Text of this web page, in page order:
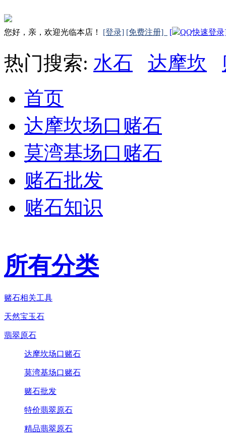
您好，亲，欢迎光临本店！ [登录] [免费注册] [ QQ快速登
热门搜索: 水石 达摩坎
首页
达摩坎场口赌石
莫湾基场口赌石
赌石批发
赌石知识
所有分类
赌石相关工具
天然宝玉石
翡翠原石
达摩坎场口赌石
莫湾基场口赌石
赌石批发
特价翡翠原石
精品翡翠原石